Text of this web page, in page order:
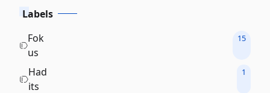
Labels
Fok
us
15
Had
its
1